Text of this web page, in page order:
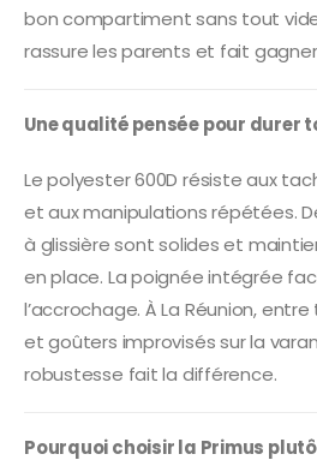
bon compartiment sans tout
rassure les parents et fait
Une qualité pensée pour durer
Le polyester 600D résiste aux
et aux manipulations répétées.
à glissière sont solides et
en place. La poignée intégrée
l’accrochage. À La Réunion,
et goûters improvisés sur la
robustesse fait la différence.
Pourquoi choisir la Primus